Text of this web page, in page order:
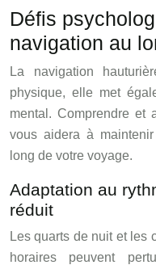
Défis
navigation au
La navigation
physique, elle met
mental. Comprendre et
vous aidera à
long de votre voyage.
Adaptation au
réduit
Les quarts de nuit et les
horaires peuvent